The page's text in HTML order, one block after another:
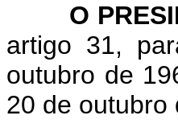
O
artigo 31,
outubro de
20 de outubro